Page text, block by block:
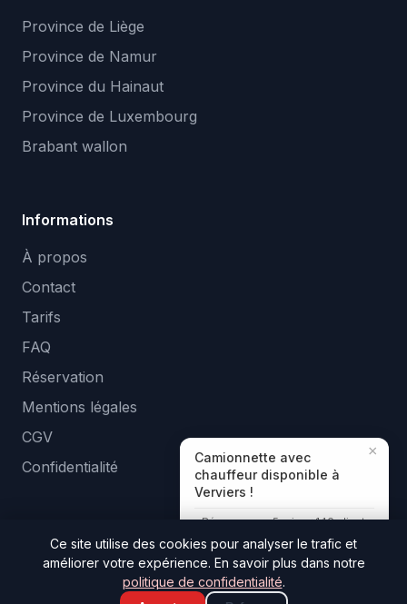
Province de Liège
Province de Namur
Province du Hainaut
Province de Luxembourg
Brabant wallon
Informations
À propos
Contact
Tarifs
FAQ
Réservation
Mentions légales
CGV
Confidentialité
© 2026 Tologa Location. Tous droits réservés. —
Developed byOzapp
×
Camionnette avec
chauffeur disponible à
Verviers !
Réponse en ~5 min · +140 clients
Ce site utilise des cookies pour analyser le trafic et
améliorer votre expérience. En savoir plus dans notre
politique de confidentialité.